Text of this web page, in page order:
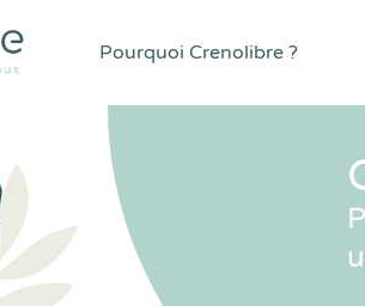
Pourquoi Crenolibre ?